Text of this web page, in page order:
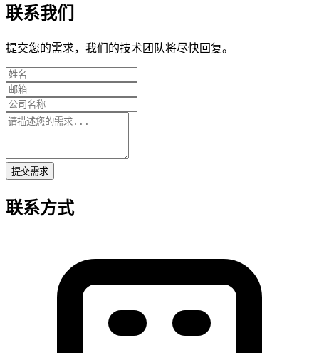
联系我们
提交您的需求，我们的技术团队将尽快回复。
提交需求
联系方式